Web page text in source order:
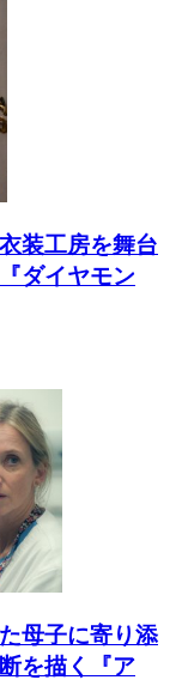
装工房を舞台
ダイヤモン
母子に寄り添
を描く『ア